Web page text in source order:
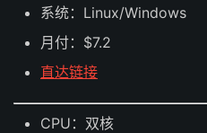
系统：Linux/Windows
月付：$7.2
直达链接
CPU：双核